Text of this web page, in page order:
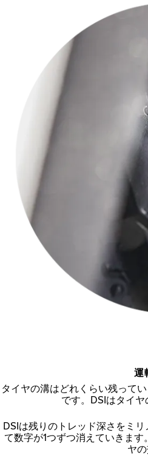
運
タイヤの溝はどれくらい残って
です。DSIはタイ
DSIは残りのトレッド深さをミ
て数字が1つずつ消えていきま
ヤ